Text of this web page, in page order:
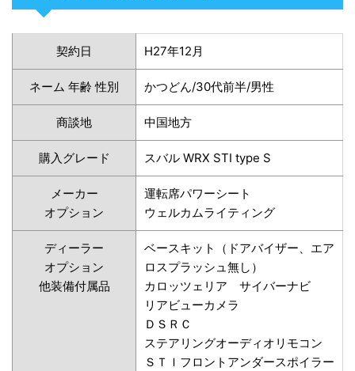
契約日 H27年12月
ネーム 年齢 性別 かつどん/30代前半/男性
商談地 中国地方
購入グレード スバル WRX STI type S
メーカー
オプション
運転席パワーシート
ウェルカムライティング
ディーラー
オプション
他装備付属品
ベースキット（ドアバイザー、エア
ロスプラッシュ無し）
カロッツェリア サイバーナビ
リアビューカメラ
ＤＳＲＣ
ステアリングオーディオリモコン
ＳＴＩフロントアンダースポイラー